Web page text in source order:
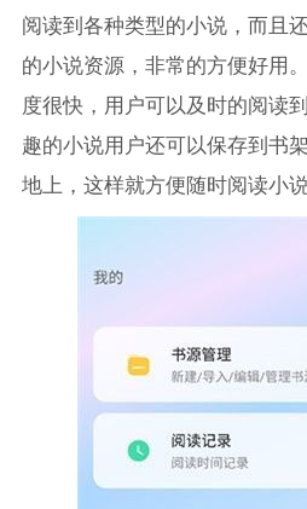
阅读到各种类型的小说，而且
的小说资源，非常的方便好用
度很快，用户可以及时的阅读
趣的小说用户还可以保存到书
地上，这样就方便随时阅读小说